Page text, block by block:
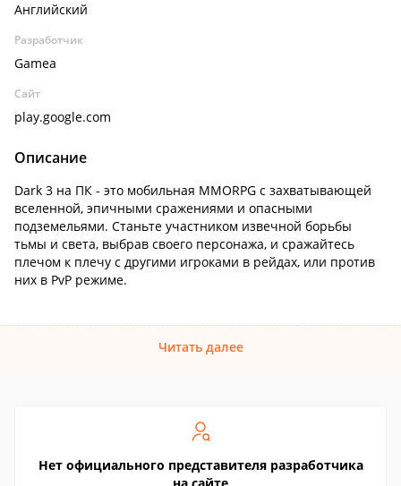
Английский
Разработчик
Gamea
Сайт
play.google.com
Описание
Dark 3 на ПК - это мобильная MMORPG с захватывающей
вселенной, эпичными сражениями и опасными
подземельями. Станьте участником извечной борьбы
тьмы и света, выбрав своего персонажа, и сражайтесь
плечом к плечу с другими игроками в рейдах, или против
них в PvP режиме.
Читать далее
Нет официального представителя разработчика